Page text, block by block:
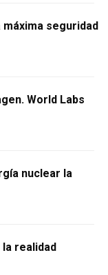
seguridad
World Labs
nuclear la
la realidad